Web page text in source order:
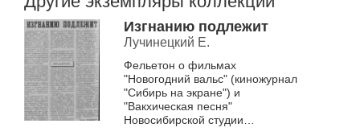
Изгнанию подлежит
Лучинецкий Е.
Фельетон о фильмах
"Новогодний вальс" (киножурнал
"Сибирь на экране") и
"Вакхическая песня"
Новосибирской студии